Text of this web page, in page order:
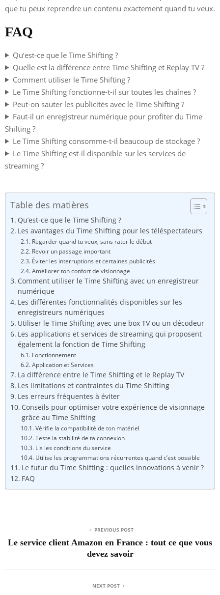
que tu peux reprendre un contenu exactement quand tu veux.
FAQ
Qu’est-ce que le Time Shifting ?
Quelle est la différence entre Time Shifting et Replay TV ?
Comment utiliser le Time Shifting ?
Le Time Shifting fonctionne-t-il sur toutes les chaînes ?
Peut-on sauter les publicités avec le Time Shifting ?
Faut-il un enregistreur numérique pour profiter du Time
Shifting ?
Le Time Shifting consomme-t-il beaucoup de stockage ?
Le Time Shifting est-il disponible sur les services de
streaming ?
Table des matières
Qu’est-ce que le Time Shifting ?
Les avantages du Time Shifting pour les téléspectateurs
Regarder quand tu veux, sans rater le début
Revoir un passage important
Éviter les interruptions et certaines publicités
Améliorer ton confort de visionnage
Comment utiliser le Time Shifting avec un enregistreur
numérique
Les différentes fonctionnalités disponibles sur les
enregistreurs numériques
Utiliser le Time Shifting avec une box TV ou un décodeur
Les applications et services de streaming qui proposent
également la fonction de Time Shifting
Fonctionnement
Application et Services
La différence entre le Time Shifting et le Replay TV
Les limitations et contraintes du Time Shifting
Les erreurs fréquentes à éviter
Conseils pour optimiser votre expérience de visionnage
grâce au Time Shifting
Vérifie la compatibilité de ton matériel
Teste la stabilité de ta connexion
Lis les conditions du service
Utilise les programmations récurrentes quand c’est possible
Le futur du Time Shifting : quelles innovations à venir ?
FAQ
PREVIOUS POST
Le service client Amazon en France : tout ce que vous
devez savoir
NEXT POST